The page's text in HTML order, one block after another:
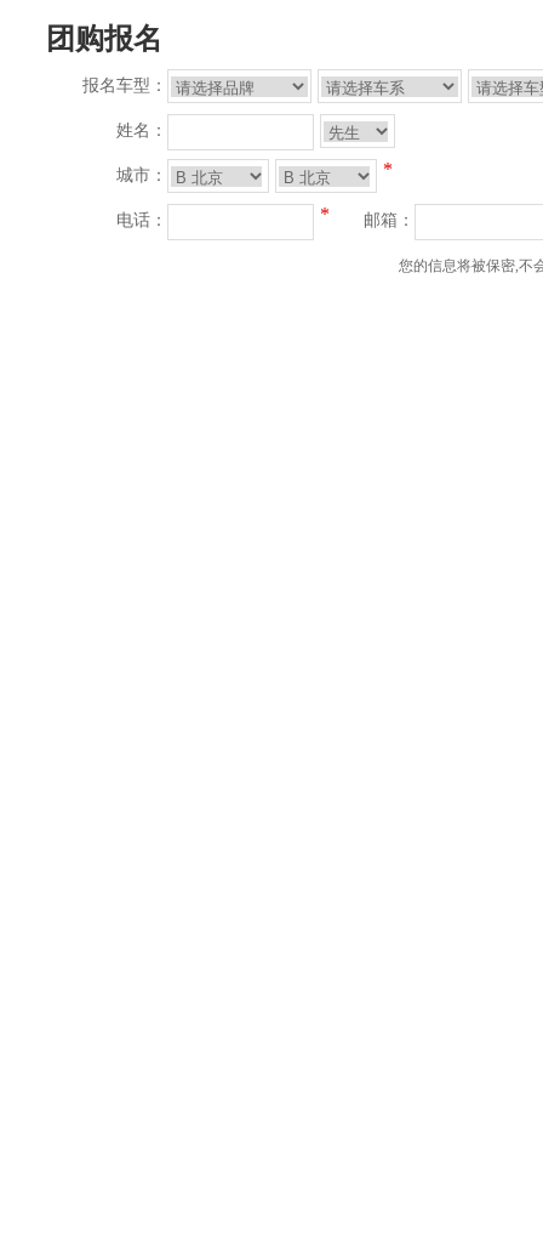
团购报名
报名车型：
姓名：
城市： *
电话： * 邮箱：
您的信息将被保密,不